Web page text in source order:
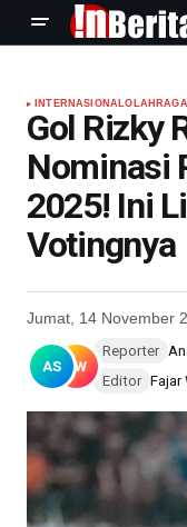
INTERNASIONALOLAHRAGA
Gol Rizky
Nominasi
2025! Ini
Votingnya
Jumat, 14 November
AS FW
Reporter
Editor Fajar